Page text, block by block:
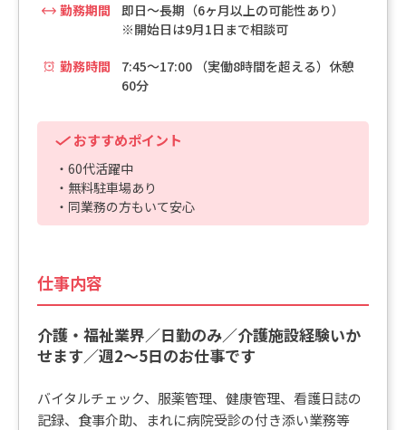
勤務期間
即日～長期（6ヶ月以上の可能性あり）
※開始日は9月1日まで相談可
勤務時間
7:45～17:00 （実働8時間を超える）休憩
60分
おすすめポイント
・60代活躍中
・無料駐車場あり
・同業務の方もいて安心
仕事内容
介護・福祉業界／日勤のみ／介護施設経験いか
せます／週2～5日のお仕事です
バイタルチェック、服薬管理、健康管理、看護日誌の
記録、食事介助、まれに病院受診の付き添い業務等